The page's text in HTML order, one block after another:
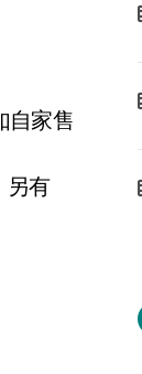
自家售
另有